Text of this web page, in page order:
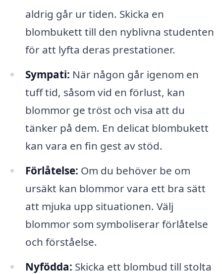
aldrig går ur tiden. Skicka en
blombukett till den nyblivna studenten
för att lyfta deras prestationer.
Sympati: När någon går igenom en
tuff tid, såsom vid en förlust, kan
blommor ge tröst och visa att du
tänker på dem. En delicat blombukett
kan vara en fin gest av stöd.
Förlåtelse: Om du behöver be om
ursäkt kan blommor vara ett bra sätt
att mjuka upp situationen. Välj
blommor som symboliserar förlåtelse
och förståelse.
Nyfödda: Skicka ett blombud till stolta